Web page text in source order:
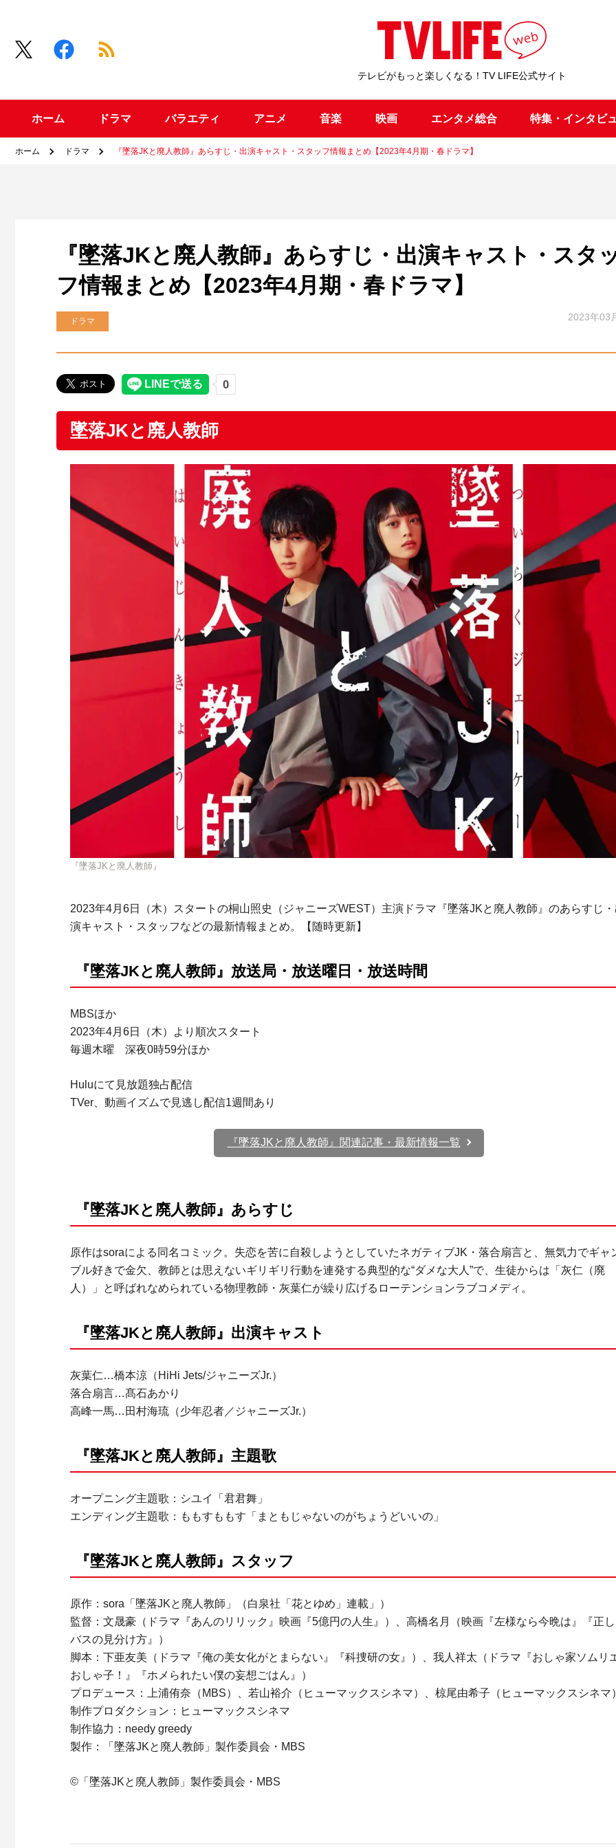
テレビがもっと楽しくなる！TV LIFE公式サイト
ホーム ドラマ バラエティ アニメ 音楽 映画 エンタメ総合 特集・インタビ
ホーム ドラマ 『墜落JKと廃人教師』あらすじ・出演キャスト・スタッフ情報まとめ【2023年4月期・春ドラマ】
『墜落JKと廃人教師』あらすじ・出演キャスト・スタ
フ情報まとめ【2023年4月期・春ドラマ】
ドラマ 2023年03
墜落JKと廃人教師
『墜落JKと廃人教師』
2023年4月6日（木）スタートの桐山照史（ジャニーズWEST）主演ドラマ『墜落JKと廃人教師』のあらすじ
演キャスト・スタッフなどの最新情報まとめ。【随時更新】
『墜落JKと廃人教師』放送局・放送曜日・放送時間
MBSほか
2023年4月6日（木）より順次スタート
毎週木曜 深夜0時59分ほか
Huluにて見放題独占配信
TVer、動画イズムで見逃し配信1週間あり
『墜落JKと廃人教師』関連記事・最新情報一覧
『墜落JKと廃人教師』あらすじ
原作はsoraによる同名コミック。失恋を苦に自殺しようとしていたネガティブJK・落合扇言と、無気力でギャ
ブル好きで金欠、教師とは思えないギリギリ行動を連発する典型的な“ダメな大人”で、生徒からは「灰仁（廃
人）」と呼ばれなめられている物理教師・灰葉仁が繰り広げるローテンションラブコメディ。
『墜落JKと廃人教師』出演キャスト
灰葉仁…橋本涼（HiHi Jets/ジャニーズJr.）
落合扇言…髙石あかり
高峰一馬…田村海琉（少年忍者／ジャニーズJr.）
『墜落JKと廃人教師』主題歌
オープニング主題歌：シユイ「君君舞」
エンディング主題歌：ももすももす「まともじゃないのがちょうどいいの」
『墜落JKと廃人教師』スタッフ
原作：sora「墜落JKと廃人教師」（白泉社「花とゆめ」連載」）
監督：文晟豪（ドラマ『あんのリリック』映画『5億円の人生』）、高橋名月（映画『左様なら今晩は』『正
バスの見分け方』）
脚本：下亜友美（ドラマ『俺の美女化がとまらない』『科捜研の女』）、我人祥太（ドラマ『おしゃ家ソムリ
おしゃ子！』『ホメられたい僕の妄想ごはん』）
プロデュース：上浦侑奈（MBS）、若山裕介（ヒューマックスシネマ）、椋尾由希子（ヒューマックスシネマ
制作プロダクション：ヒューマックスシネマ
制作協力：needy greedy
製作：「墜落JKと廃人教師」製作委員会・MBS
©︎「墜落JKと廃人教師」製作委員会・MBS